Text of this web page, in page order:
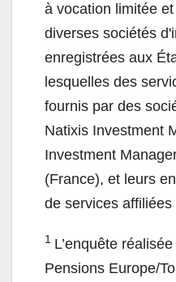
à vocation limitée
diverses sociétés
enregistrées aux
lesquelles des
fournis par des
Natixis Investment
Investment
(France), et leurs
de services
1 L’enquête
Pensions Europe/